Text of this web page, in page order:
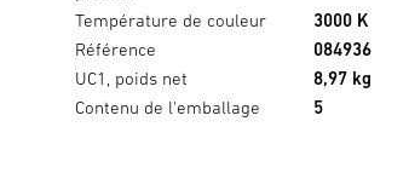
Température de couleur
3000 K
Référence
084936
UC1, poids net
8,97 kg
Contenu de l'emballage
5